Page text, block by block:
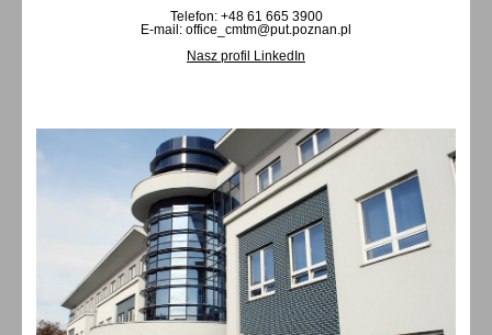
Telefon: +48 61 665 3900
E-mail: office_cmtm@put.poznan.pl
Nasz profil LinkedIn